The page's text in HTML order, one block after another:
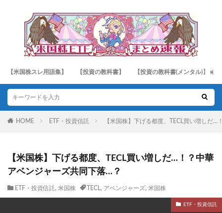
【米国株スレ用語集】 【投資の教科書】 【投資の教科書(メンタル)】
HOME ETF・投資信託 【米国株】下げる都度、TECL買い増しだ
【米国株】下げる都度、TECL買い増しだ…！？中華
アベンジャーズ共同下落…？
ETF・投資信託, 米国株 TECL , アベンジャーズ, 米国株
ETF・投資信託